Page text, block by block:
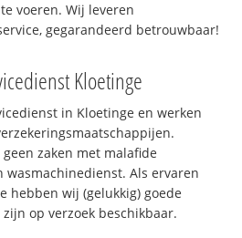
voeren. Wij leveren
gegarandeerd betrouwbaar!
Kloetinge
in Kloetinge en werken
zaken met malafide
wasmachinedienst. Als ervaren
hebben wij (gelukkig) goede
op verzoek beschikbaar.